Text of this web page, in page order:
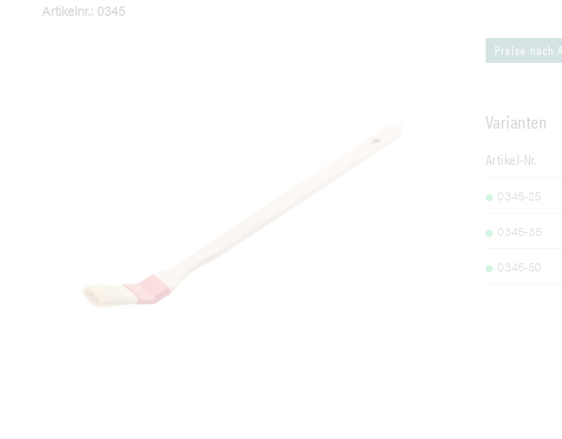
Artikelnr.: 0345
Preise nach
Varianten
Artikel-Nr.
0345-25
0345-35
0345-50